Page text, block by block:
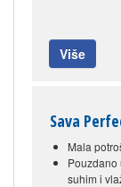
Više
Sava
Mala
suhim i